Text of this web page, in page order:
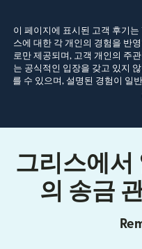
이 페이지에 표시된 고객 후기
스에 대한 각 개인의 경험을 반
로만 제공되며, 고객 개인의 주
는 공식적인 입장을 갖고 있지
를 수 있으며, 설명된 경험이 일
그리스에서
의 송금